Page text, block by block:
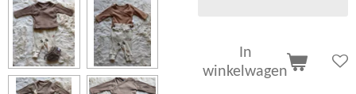
In
winkelwagen